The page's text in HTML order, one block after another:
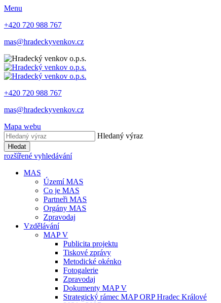
Menu
+420 720 988 767
mas@hradeckyvenkov.cz
+420 720 988 767
mas@hradeckyvenkov.cz
Mapa webu
Hledaný výraz
Hledat
rozšířené vyhledávání
MAS
Území MAS
Co je MAS
Partneři MAS
Orgány MAS
Zpravodaj
Vzdělávání
MAP V
Publicita projektu
Tiskové zprávy
Metodické okénko
Fotogalerie
Zpravodaj
Dokumenty MAP V
Strategický rámec MAP ORP Hradec Králové